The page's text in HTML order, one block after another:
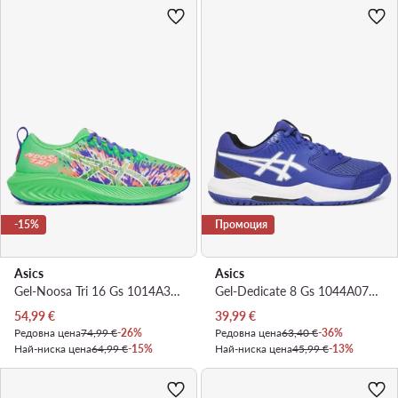
-15%
Asics
Gel-Noosa Tri 16 Gs 1014A346 · Маратонки за бягане
Актуална цена
54,99€
Редовна цена74,99 €-26%
Най-ниска цена64,99 €-15%
Промоция
Asics
Gel-Dedicate 8 Gs 1044A077 · Обувки за тенис
Актуална цена
39,99€
Редовна цена63,40 €-36%
Най-ниска цена45,99 €-13%